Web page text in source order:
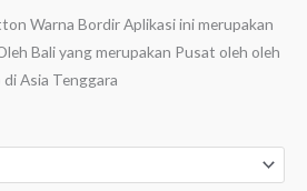
Warna Bordir Aplikasi ini merupakan
Bali yang merupakan Pusat oleh oleh
Asia Tenggara